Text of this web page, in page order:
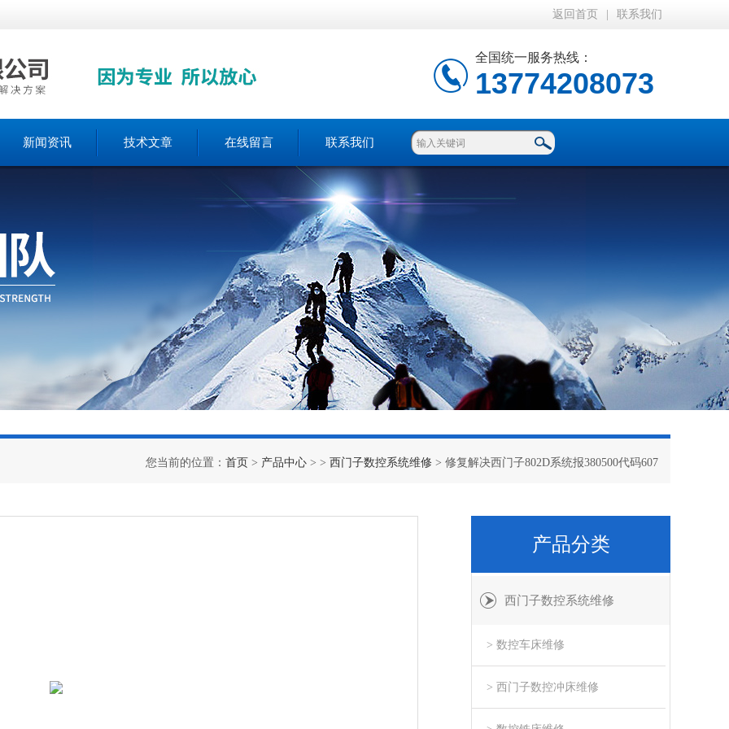
返回首页 联系我们
全国统一服务热线：
13774208073
新闻资讯 技术文章 在线留言 联系我们
您当前的位置： 首页 > 产品中心 > > 西门子数控系统维修 > 修复解决西门子802D系统报380500代码607
产品分类
西门子数控系统维修
> 数控车床维修
> 西门子数控冲床维修